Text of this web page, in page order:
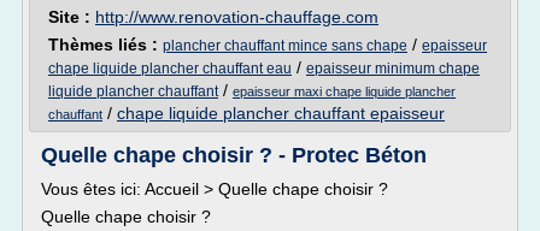
Site : http://www.renovation-chauffage.com
Thèmes liés : plancher chauffant mince sans chape / epaisseur
chape liquide plancher chauffant eau / epaisseur minimum chape
liquide plancher chauffant/ epaisseur maxi chape liquide plancher
chauffant / chape liquide plancher chauffant epaisseur
Quelle chape choisir ? - Protec Béton
Vous êtes ici: Accueil > Quelle chape choisir ?
Quelle chape choisir ?